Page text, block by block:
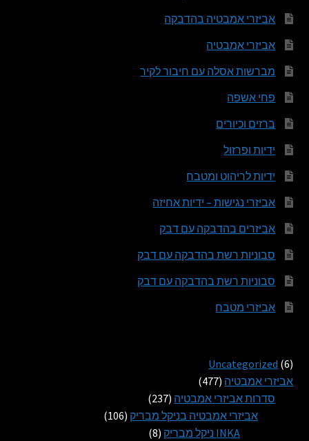
אביזרי אמבטיה בהדבקה
אביזרי אמבטיה
מברשות אסלה עם חיבור לקיר
פחי אשפה
ברזים וכיורים
ידיות ופרזול
ידיות לריהוט ומטבח
אביזרי נגישות – ידיות אחיזה
אביזרים בהדבקה עם דבק
סבוניות רשת בהדבקה עם דבק
סבוניות רשת בהדבקה עם דבק
אביזרי מטבח
Uncategorized 6
6
מוצרים
אביזרי אמבטיה 477
477
מוצרים
סדרות אביזרי אמבטיה 237
237
מוצרים
אביזרי אמבטיה בניקל מבריק 106
106
INKA ניקל מבריק 8
8